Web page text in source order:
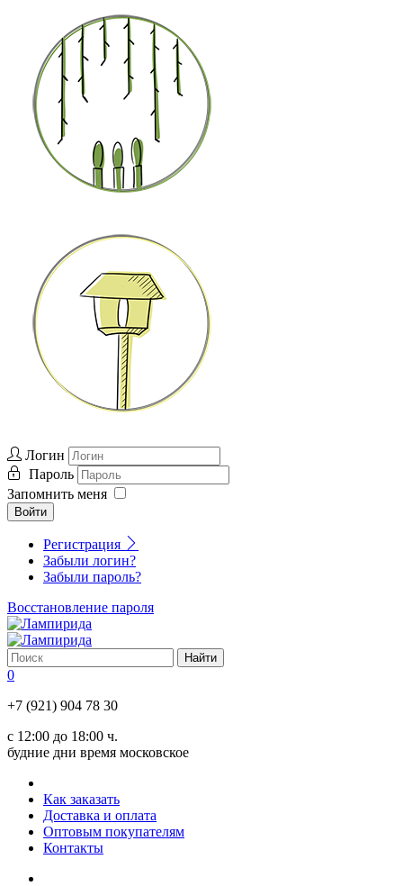
Логин
Пароль
Запомнить меня
Войти
Регистрация
Забыли логин?
Забыли пароль?
Восстановление пароля
0
+7 (921) 904 78 30
с 12:00 до 18:00 ч.
будние дни время московское
Как заказать
Доставка и оплата
Оптовым покупателям
Контакты